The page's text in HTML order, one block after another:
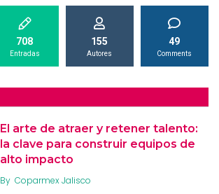
708
Entradas
155
Autores
49
Comments
El arte de atraer y retener talento:
la clave para construir equipos de
alto impacto
By Coparmex Jalisco